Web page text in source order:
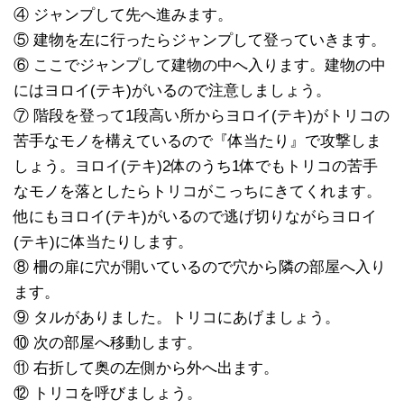
④ ジャンプして先へ進みます。
⑤ 建物を左に行ったらジャンプして登っていきます。
⑥ ここでジャンプして建物の中へ入ります。建物の中
にはヨロイ(テキ)がいるので注意しましょう。
⑦ 階段を登って1段高い所からヨロイ(テキ)がトリコの
苦手なモノを構えているので『体当たり』で攻撃しま
しょう。ヨロイ(テキ)2体のうち1体でもトリコの苦手
なモノを落としたらトリコがこっちにきてくれます。
他にもヨロイ(テキ)がいるので逃げ切りながらヨロイ
(テキ)に体当たりします。
⑧ 柵の扉に穴が開いているので穴から隣の部屋へ入り
ます。
⑨ タルがありました。トリコにあげましょう。
⑩ 次の部屋へ移動します。
⑪ 右折して奥の左側から外へ出ます。
⑫ トリコを呼びましょう。